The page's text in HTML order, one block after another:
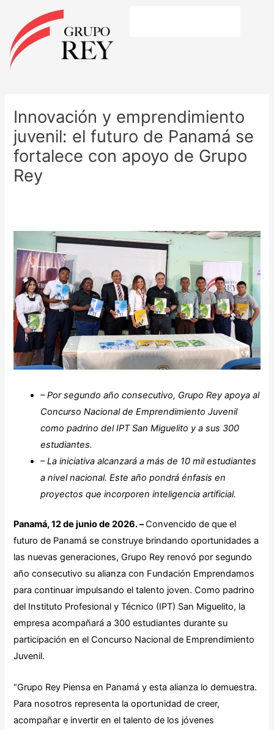
contenido
Innovación y emprendimiento
juvenil: el futuro de Panamá se
fortalece con apoyo de Grupo
Rey
– Por segundo año consecutivo, Grupo Rey apoya al
Concurso Nacional de Emprendimiento Juvenil
como padrino del IPT San Miguelito y a sus 300
estudiantes.
– La iniciativa alcanzará a más de 10 mil estudiantes
a nivel nacional. Este año pondrá énfasis en
proyectos que incorporen inteligencia artificial.
Panamá, 12 de junio de 2026. –Convencido de que el
futuro de Panamá se construye brindando oportunidades a
las nuevas generaciones, Grupo Rey renovó por segundo
año consecutivo su alianza con Fundación Emprendamos
para continuar impulsando el talento joven. Como padrino
del Instituto Profesional y Técnico (IPT) San Miguelito, la
empresa acompañará a 300 estudiantes durante su
participación en el Concurso Nacional de Emprendimiento
Juvenil.
“Grupo Rey Piensa en Panamá y esta alianza lo demuestra.
Para nosotros representa la oportunidad de creer,
acompañar e invertir en el talento de los jóvenes
entradas